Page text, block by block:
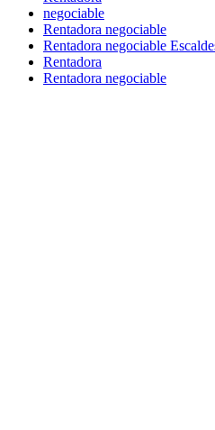
negociable
Rentadora negociable
Rentadora negociable
Rentadora
Rentadora negociable